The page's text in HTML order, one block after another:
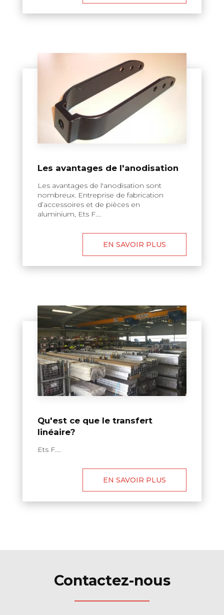
Les avantages de l'anodisation
Les avantages de l'anodisation sont
nombreux. Entreprise de fabrication
d’accessoires et de pièces en
aluminium, Ets F....
EN SAVOIR PLUS
Qu'est ce que le transfert
linéaire?
Ets F....
EN SAVOIR PLUS
Contactez-nous